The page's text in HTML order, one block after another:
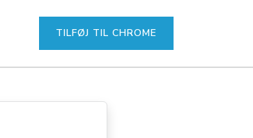
TILFØJ TIL CHROME